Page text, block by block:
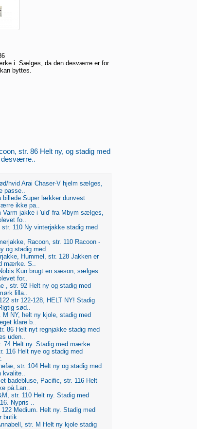
i. Sælges, da den desværre er for
byttes.
str. 86 Helt ny, og stadig med
hvid Arai Chaser-V hjelm sælges,
passe..
billede Super lækker dunvest
ikke pa..
Varm jakke i 'uld' fra Mbym sælges,
fo..
110 Ny vinterjakke stadig med
Racoon, str. 110 Racoon -
og stadig med..
Hummel, str. 128 Jakken er
mærke. S..
Kun brugt en sæson, sælges
for..
, str. 92 Helt ny og stadig med
lilla..
str 122-128, HELT NY! Stadig
sød..
M NY, helt ny kjole, stadig med
klare b..
86 Helt nyt regnjakke stadig med
uden..
74 Helt ny. Stadig med mærke
116 Helt nye og stadig med
str. 104 Helt ny og stadig med
kvalite..
badebluse, Pacific, str. 116 Helt
på.Lan..
str. 110 Helt ny. Stadig med
Nypris ..
Medium. Helt ny. Stadig med
butik. ..
str. M Helt ny kjole stadig